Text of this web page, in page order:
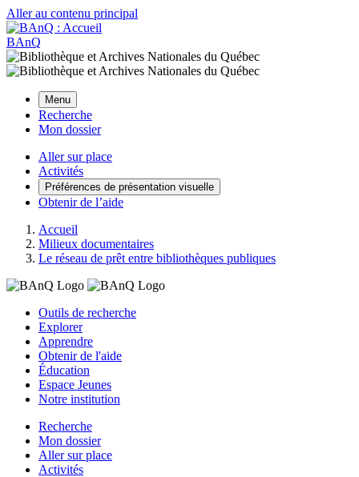
Aller au contenu principal
BAnQ
Menu
Recherche
Mon dossier
Aller sur place
Activités
Préférences de présentation visuelle
Obtenir de l’aide
Accueil
Milieux documentaires
Le réseau de prêt entre bibliothèques publiques
Outils de recherche
Explorer
Apprendre
Obtenir de l'aide
Éducation
Espace Jeunes
Notre institution
Recherche
Mon dossier
Aller sur place
Activités